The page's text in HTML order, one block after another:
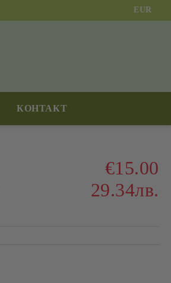
EUR
КОНТАКТ
€15.00
29.34лв.